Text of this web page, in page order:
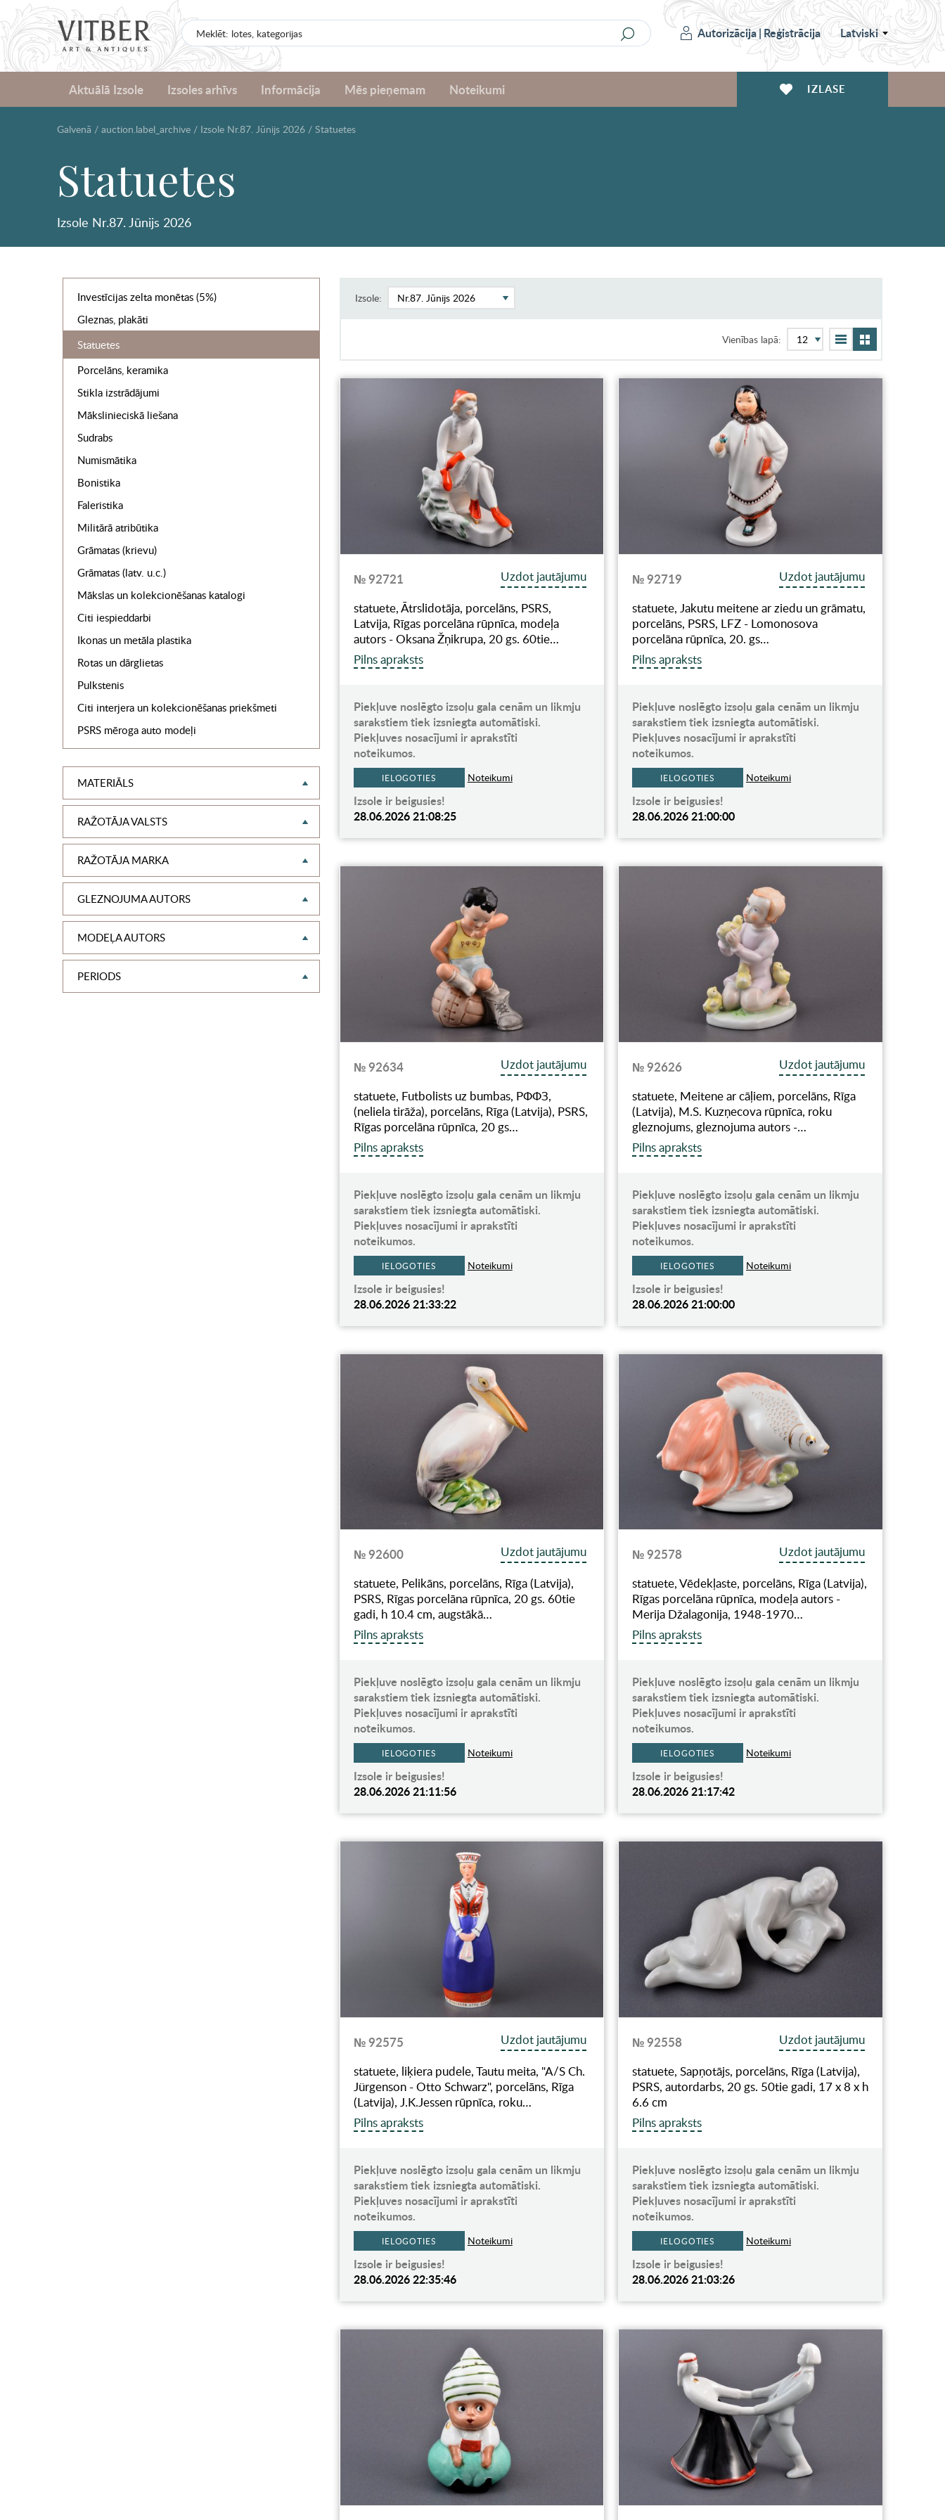
Autorizācija|Reģistrācija Latviski
Aktuālā Izsole Izsoles arhīvs Informācija Mēs pieņemam Noteikumi IZLASE
Galvenā / auction.label_archive / Izsole Nr.87. Jūnijs 2026 / Statuetes
Statuetes
Izsole Nr.87. Jūnijs 2026
Investīcijas zelta monētas (5%)
Gleznas, plakāti
Statuetes
Porcelāns, keramika
Stikla izstrādājumi
Mākslinieciskā liešana
Sudrabs
Numismātika
Bonistika
Faleristika
Militārā atribūtika
Grāmatas (krievu)
Grāmatas (latv. u.c.)
Mākslas un kolekcionēšanas katalogi
Citi iespieddarbi
Ikonas un metāla plastika
Rotas un dārglietas
Pulkstenis
Citi interjera un kolekcionēšanas priekšmeti
PSRS mēroga auto modeļi
MATERIĀLS
RAŽOTĀJA VALSTS
RAŽOTĀJA MARKA
GLEZNOJUMA AUTORS
MODEĻA AUTORS
PERIODS
Izsole:
Vienības lapā:
№ 92721
Uzdot jautājumu
statuete, Ātrslidotāja, porcelāns, PSRS,
Latvija, Rīgas porcelāna rūpnīca, modeļa
autors - Oksana Žņikrupa, 20 gs. 60tie…
Pilns apraksts
Piekļuve noslēgto izsoļu gala cenām un likmju
sarakstiem tiek izsniegta automātiski.
Piekļuves nosacījumi ir aprakstīti
noteikumos.
IELOGOTIES Noteikumi
Izsole ir beigusies!
28.06.2026 21:08:25
№ 92719
Uzdot jautājumu
statuete, Jakutu meitene ar ziedu un grāmatu,
porcelāns, PSRS, LFZ - Lomonosova
porcelāna rūpnīca, 20. gs…
Pilns apraksts
Piekļuve noslēgto izsoļu gala cenām un likmju
sarakstiem tiek izsniegta automātiski.
Piekļuves nosacījumi ir aprakstīti
noteikumos.
IELOGOTIES Noteikumi
Izsole ir beigusies!
28.06.2026 21:00:00
№ 92634
Uzdot jautājumu
statuete, Futbolists uz bumbas, РФФЗ,
(neliela tirāža), porcelāns, Rīga (Latvija), PSRS,
Rīgas porcelāna rūpnīca, 20 gs…
Pilns apraksts
Piekļuve noslēgto izsoļu gala cenām un likmju
sarakstiem tiek izsniegta automātiski.
Piekļuves nosacījumi ir aprakstīti
noteikumos.
IELOGOTIES Noteikumi
Izsole ir beigusies!
28.06.2026 21:33:22
№ 92626
Uzdot jautājumu
statuete, Meitene ar cāļiem, porcelāns, Rīga
(Latvija), M.S. Kuzņecova rūpnīca, roku
gleznojums, gleznojuma autors -…
Pilns apraksts
Piekļuve noslēgto izsoļu gala cenām un likmju
sarakstiem tiek izsniegta automātiski.
Piekļuves nosacījumi ir aprakstīti
noteikumos.
IELOGOTIES Noteikumi
Izsole ir beigusies!
28.06.2026 21:00:00
№ 92600
Uzdot jautājumu
statuete, Pelikāns, porcelāns, Rīga (Latvija),
PSRS, Rīgas porcelāna rūpnīca, 20 gs. 60tie
gadi, h 10.4 cm, augstākā…
Pilns apraksts
Piekļuve noslēgto izsoļu gala cenām un likmju
sarakstiem tiek izsniegta automātiski.
Piekļuves nosacījumi ir aprakstīti
noteikumos.
IELOGOTIES Noteikumi
Izsole ir beigusies!
28.06.2026 21:11:56
№ 92578
Uzdot jautājumu
statuete, Vēdekļaste, porcelāns, Rīga (Latvija),
Rīgas porcelāna rūpnīca, modeļa autors -
Merija Džalagonija, 1948-1970…
Pilns apraksts
Piekļuve noslēgto izsoļu gala cenām un likmju
sarakstiem tiek izsniegta automātiski.
Piekļuves nosacījumi ir aprakstīti
noteikumos.
IELOGOTIES Noteikumi
Izsole ir beigusies!
28.06.2026 21:17:42
№ 92575
Uzdot jautājumu
statuete, liķiera pudele, Tautu meita, "A/S Ch.
Jürgenson - Otto Schwarz", porcelāns, Rīga
(Latvija), J.K.Jessen rūpnīca, roku…
Pilns apraksts
Piekļuve noslēgto izsoļu gala cenām un likmju
sarakstiem tiek izsniegta automātiski.
Piekļuves nosacījumi ir aprakstīti
noteikumos.
IELOGOTIES Noteikumi
Izsole ir beigusies!
28.06.2026 22:35:46
№ 92558
Uzdot jautājumu
statuete, Sapņotājs, porcelāns, Rīga (Latvija),
PSRS, autordarbs, 20 gs. 50tie gadi, 17 x 8 x h
6.6 cm
Pilns apraksts
Piekļuve noslēgto izsoļu gala cenām un likmju
sarakstiem tiek izsniegta automātiski.
Piekļuves nosacījumi ir aprakstīti
noteikumos.
IELOGOTIES Noteikumi
Izsole ir beigusies!
28.06.2026 21:03:26